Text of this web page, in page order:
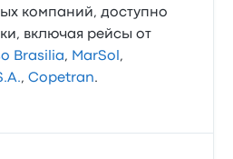
компаний, доступно
включая рейсы от
Brasilia, MarSol ,
,Copetran.